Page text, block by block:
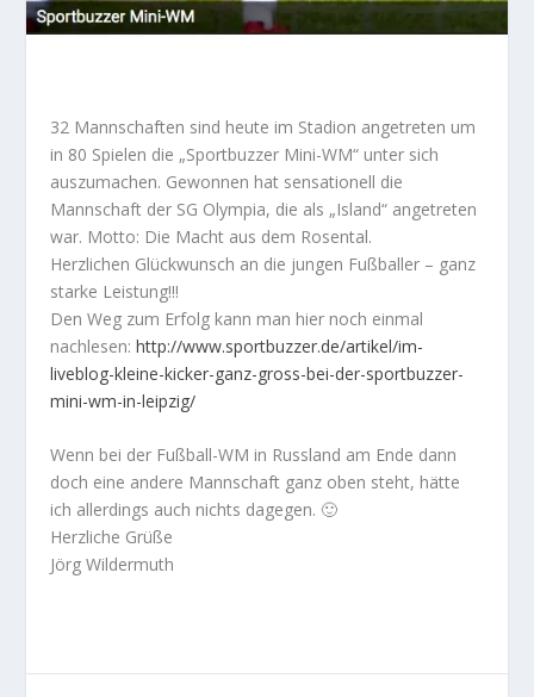
32 Mannschaften sind heute im Stadion angetreten um
in 80 Spielen die „Sportbuzzer Mini-WM“ unter sich
auszumachen. Gewonnen hat sensationell die
Mannschaft der SG Olympia, die als „Island“ angetreten
war. Motto: Die Macht aus dem Rosental.
Herzlichen Glückwunsch an die jungen Fußballer – ganz
starke Leistung!!!
Den Weg zum Erfolg kann man hier noch einmal
nachlesen:http://www.sportbuzzer.de/artikel/im-
liveblog-kleine-kicker-ganz-gross-bei-der-sportbuzzer-
mini-wm-in-leipzig/
Wenn bei der Fußball-WM in Russland am Ende dann
doch eine andere Mannschaft ganz oben steht, hätte
ich allerdings auch nichts dagegen. 🙂
Herzliche Grüße
Jörg Wildermuth